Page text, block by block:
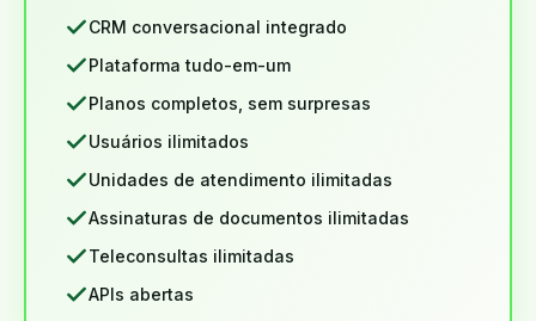
CRM conversacional integrado
Plataforma tudo-em-um
Planos completos, sem surpresas
Usuários ilimitados
Unidades de atendimento ilimitadas
Assinaturas de documentos ilimitadas
Teleconsultas ilimitadas
APIs abertas